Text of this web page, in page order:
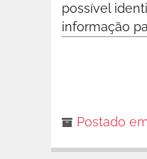
possível
informação
Postado